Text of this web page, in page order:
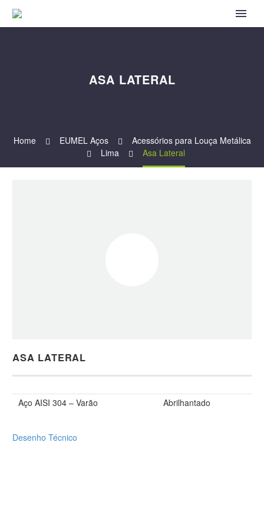
ASA LATERAL
Home EUMEL Aços
Acessórios para Louça Metálica
Lima
Asa Lateral
ASA LATERAL
Aço AISI 304 – Varão Abrilhantado
Desenho Técnico